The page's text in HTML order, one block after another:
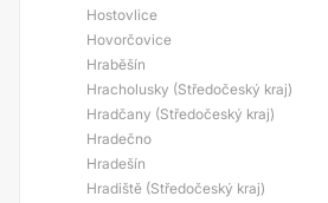
Hostovlice
Hovorčovice
Hraběšín
Hracholusky (Středočeský kraj)
Hradčany (Středočeský kraj)
Hradečno
Hradešín
Hradiště (Středočeský kraj)